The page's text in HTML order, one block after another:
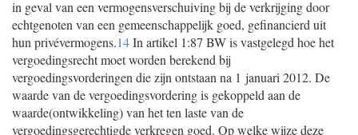
in geval van een vermogensverschuiving bij de verkrijging door
echtgenoten van een gemeenschappelijk goed, gefinancierd uit
hun privévermogens.14In artikel 1:87 BW is vastgelegd hoe het
vergoedingsrecht moet worden berekend bij
vergoedingsvorderingen die zijn ontstaan na 1 januari 2012. De
waarde van de vergoedingsvordering is gekoppeld aan de
waarde(ontwikkeling) van het ten laste van de
vergoedingsgerechtigde verkregen goed. Op welke wijze deze